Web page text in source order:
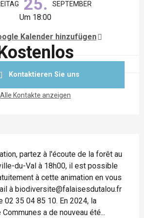
25. SEPTEMBER
Um 18:00
Kalender hinzufügen
Kontaktieren Sie uns
Alle Kontakte anzeigen
partez à l'écoute de la forêt au
du-Val à 18h00, il est possible
à cette animation en vous
à biodiversite@falaisesdutalou.fr
02 35 04 85 10. En 2024, la
a de nouveau été...